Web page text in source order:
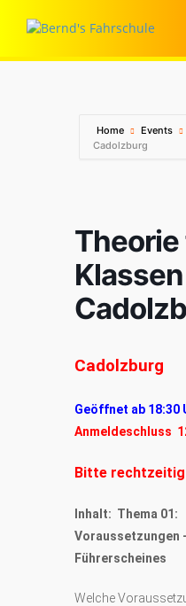
Home Events
Cadolzburg
Cadolzburg
Geöffnet ab 18:30
Anmeldeschluss
Bitte rechtzeitig
Inhalt: Thema
Voraussetzungen
Führerscheines
Welche